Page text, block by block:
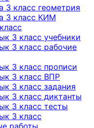
3 класс геометрия
3 класс КИМ
3 класс учебники
3 класс рабочие
3 класс прописи
3 класс ВПР
3 класс задания
3 класс диктанты
3 класс тесты
3 класс
работы